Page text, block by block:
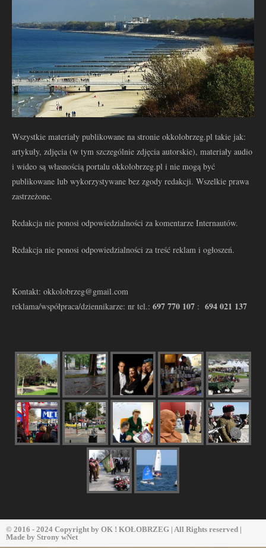
Wszystkie materiały publikowane na stronie okkolobrzeg.pl takie jak:
artykuły, zdjęcia (w tym szczególnie zdjęcia autorskie), materiały audio
i wideo są własnością portalu okkolobrzeg.pl i nie mogą być
publikowane lub wykorzystywane bez zgody redakcji. Wszelkie prawa
zastrzeżone.
Redakcja nie ponosi odpowiedzialności za komentarze Internautów.
Redakcja nie ponosi odpowiedzialności za treść reklam i ogłoszeń.
Kontakt: okkolobrzeg@gmail.com
reklama/współpraca/dziennikarze: nr tel.: 697 770 107 : 694 021 137
© 2016 - 2024 Copyright by OK ! KOŁOBRZEG | All Rights reserved |
Made by Strony wNet